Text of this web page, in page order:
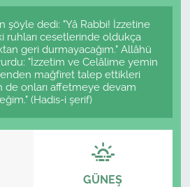
şöyle dedi: "Yâ Rabbi! İzzetine
ruhları cesetlerinde oldukça
geri durmayacağım." Allâhü
"İzzetim ve Celâlime yemin
mağfiret talep ettikleri
de onları affetmeye devam
(Hadis-i şerif)
GÜNEŞ